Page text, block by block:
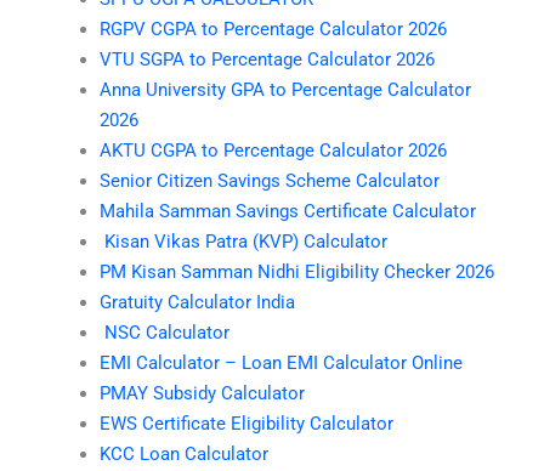
RGPV CGPA to Percentage Calculator 2026
VTU SGPA to Percentage Calculator 2026
Anna University GPA to Percentage Calculator
2026
AKTU CGPA to Percentage Calculator 2026
Senior Citizen Savings Scheme Calculator
Mahila Samman Savings Certificate Calculator
Kisan Vikas Patra (KVP) Calculator
PM Kisan Samman Nidhi Eligibility Checker 2026
Gratuity Calculator India
NSC Calculator
EMI Calculator – Loan EMI Calculator Online
PMAY Subsidy Calculator
EWS Certificate Eligibility Calculator
KCC Loan Calculator